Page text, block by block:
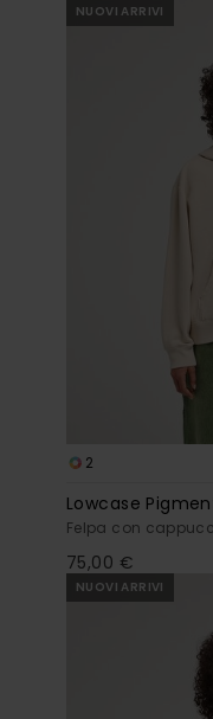
NUOVI ARRIVI
2
Lowcase
Felpa con
75,00 €
NUOVI ARRIVI